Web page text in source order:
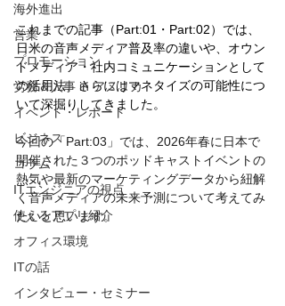
海外進出
営業
プロモーション
労務＆人事 in アメリカ
イベント・レポート
ビジネス
コラム
ITエンジニアの視点
使えるアプリ紹介
オフィス環境
ITの話
インタビュー・セミナー
これまでの記事（Part:01・Part:02）では、
日米の音声メディア普及率の違いや、オウン
ドメディア・社内コミュニケーションとして
の活用法、さらにはマネタイズの可能性につ
いて深掘りしてきました。
今回の「Part:03」では、2026年春に日本で
開催された３つのポッドキャストイベントの
熱気や最新のマーケティングデータから紐解
く音声メディアの未来予測について考えてみ
たいと思います。